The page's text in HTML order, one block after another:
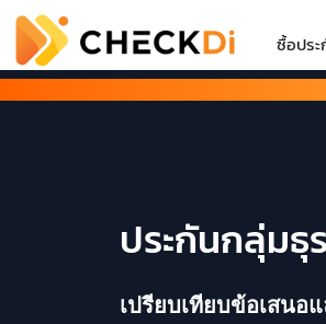
ซื้อปร
ประกันกลุ่มธุ
เปรียบเทียบข้อเสน